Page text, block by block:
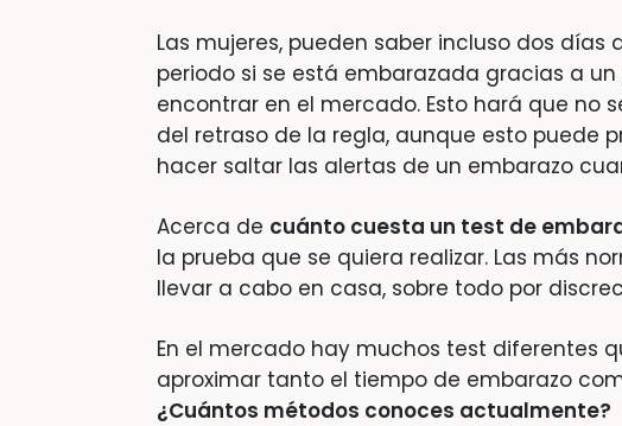
Las mujeres, pueden saber incluso dos
periodo si se está embarazada gracias a
encontrar en el mercado. Esto hará que no
del retraso de la regla, aunque esto puede
hacer saltar las alertas de un embarazo
Acerca de cuánto cuesta un test de
la prueba que se quiera realizar. Las más
llevar a cabo en casa, sobre todo por
En el mercado hay muchos test diferentes
aproximar tanto el tiempo de embarazo
¿Cuántos métodos conoces actualmente?